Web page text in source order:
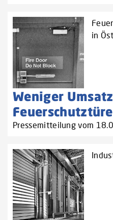
in
Weniger
Pressemitteilung vom